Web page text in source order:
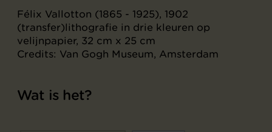
Félix Vallotton (1865 - 1925), 1902
(transfer)lithografie in drie kleuren op
velijnpapier, 32 cm x 25 cm
Credits: Van Gogh Museum, Amsterdam
Wat is het?